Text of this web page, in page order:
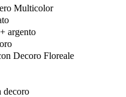
Multicolor
argento
Decoro Floreale
decoro